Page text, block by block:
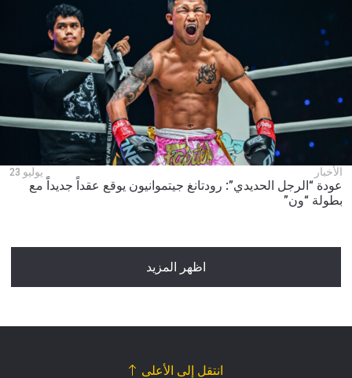
الأخبار يوليو 23
عودة “الرجل الحديدي”: رودتانغ جيتموانيون يوقع عقداً جديداً مع
بطولة “ون”
اظهر المزيد
انتقل إلى الأعلى